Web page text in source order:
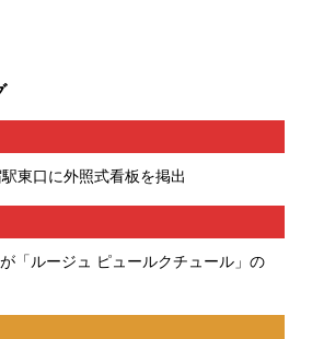
東口に外照式看板を掲出
「ルージュ ピュールクチュール」の